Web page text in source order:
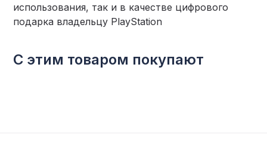
использования, так и в качестве цифрового
подарка владельцу PlayStation
С этим товаром покупают